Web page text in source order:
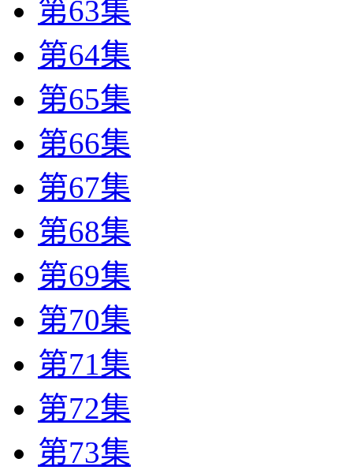
第63集
第64集
第65集
第66集
第67集
第68集
第69集
第70集
第71集
第72集
第73集